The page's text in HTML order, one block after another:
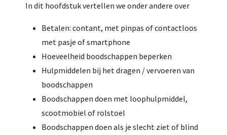
In dit hoofdstuk vertellen we onder andere over
Betalen: contant, met pinpas of contactloos
met pasje of smartphone
Hoeveelheid boodschappen beperken
Hulpmiddelen bij het dragen / vervoeren van
boodschappen
Boodschappen doen met loophulpmiddel,
scootmobiel of rolstoel
Boodschappen doen als je slecht ziet of blind